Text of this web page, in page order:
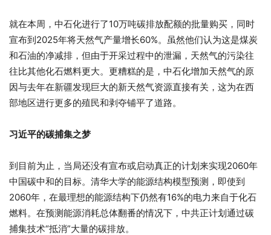
就在本周，中石化进行了10万吨碳排放配额的批量购买，同时
宣布到2025年将天然气产量增长60%。虽然他们认为这是煤炭
和石油的净减排，但由于开采过程中的泄漏，天然气的污染往
往比其他化石燃料更大。更糟糕的是，中石化增加天然气的原
因与去年在新疆发现巨大的新天然气资源直接有关，这为在西
部地区进行更多的殖民和剥夺铺平了道路。
习近平的碳捕集之梦
到目前为止，当局还没有宣布或启动真正的计划来实现2060年
中国碳中和的目标。清华大学的能源结构模型预测，即使到
2060年，在最理想的能源结构下仍然有16%的电力来自于化石
燃料。在预测能源消耗总体翻番的情况下，中共正计划通过碳
捕集技术“抵消”大量的碳排放。